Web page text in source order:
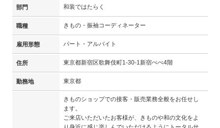
部門 和装ではたらく
職種 きもの・振袖コーディネーター
雇用形態 パート・アルバイト
住所 東京都新宿区歌舞伎町1-30-1新宿ぺぺ4階
勤務地 東京都
きものショップでの接客・販売業務全般をお任せし
ます。
ご来店いただいたお客様が、きものや和の文化をよ